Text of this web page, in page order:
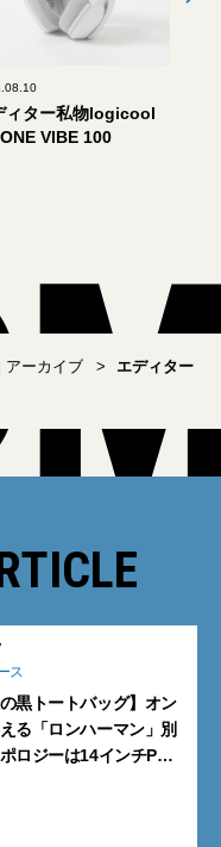
ィター私物logicool
VIBE 100
アーカイブ
エディター
ス
の黒トートバッグ】オン
る「ロンハーマン」別
ロジーは14インチPC